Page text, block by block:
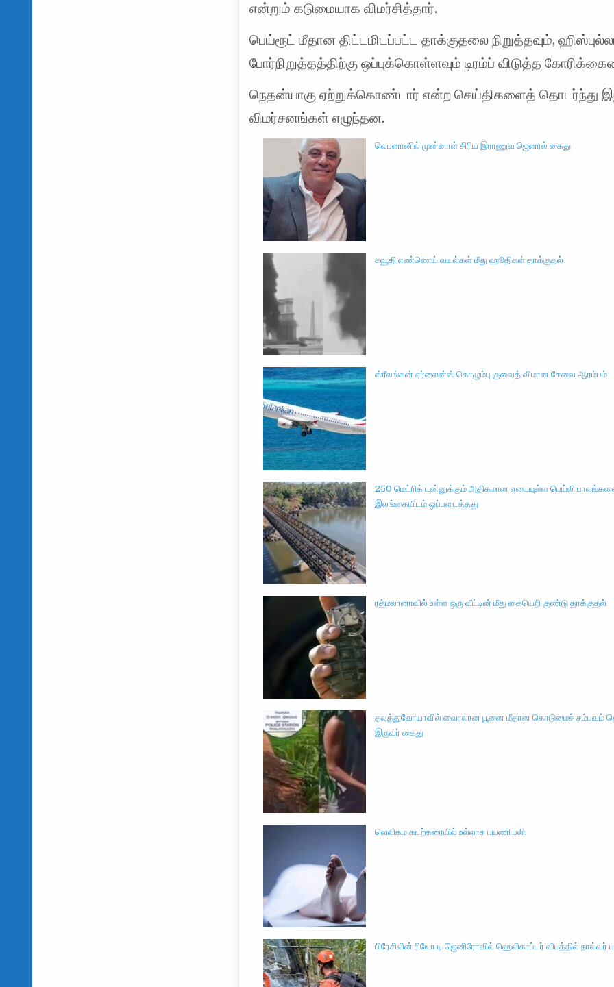
என்றும் கடுமையாக விமர்சித்தார்.
பெய்ரூட் மீதான திட்டமிடப்பட்ட தாக்குதலை நிறுத்தவும்,
போர்நிறுத்தத்திற்கு ஒப்புக்கொள்ளவும் டிரம்ப் விடுத்த
நெதன்யாகு ஏற்றுக்கொண்டார் என்ற செய்திகளைத் தொடர்ந்து
விமர்சனங்கள் எழுந்தன.
லெபனானில் முன்னாள் சிரிய இராணுவ ஜெனரல் கைது
சவூதி எண்ணெய் வயல்கள் மீது ஹூதிகள் தாக்குதல்
ஸ்ரீலங்கன் ஏர்லைன்ஸ் கொழும்பு குவைத் விமான சேவை ஆரம்பம்
250 மெட்ரிக் டன்னுக்கும் அதிகமான எடையுள்ள பெய்லி
இலங்கையிடம் ஒப்படைத்தது
ரத்மலானாவில் உள்ள ஒரு வீட்டின் மீது கையெறி குண்டு தாக்குதல்
தலத்துவோயாவில் வைரலான பூனை மீதான கொடுமைச் சம்பவம்
இருவர் கைது
வெலிகம கடற்கரையில் உல்லாச பயணி பலி
பிரேசிலின் ரியோ டி ஜெனிரோவில் ஹெலிகாப்டர் விபத்தில் நால்வர்